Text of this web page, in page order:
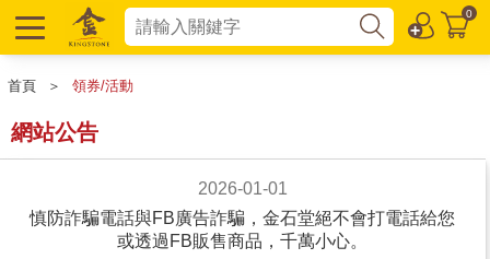
0
首頁 ＞ 領券/活動
網站公告
2026-01-01
慎防詐騙電話與FB廣告詐騙，金石堂絕不會打電話給您
或透過FB販售商品，千萬小心。